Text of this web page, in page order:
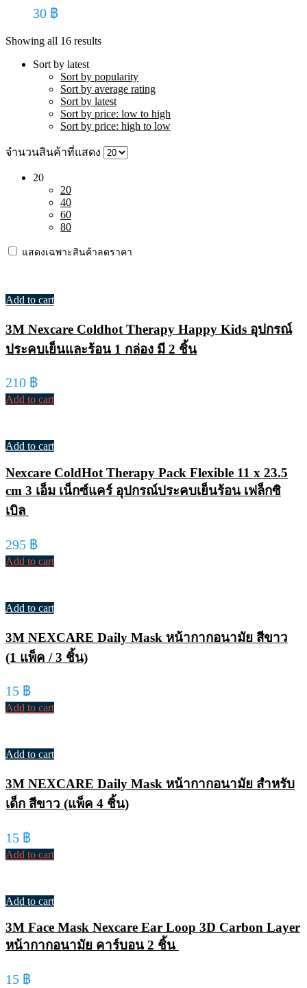
30 ฿
Showing all 16 results
Sort by latest
Sort by popularity
Sort by average rating
Sort by latest
Sort by price: low to high
Sort by price: high to low
จำนวนสินค้าที่แสดง
20
20
40
60
80
แสดงเฉพาะสินค้าลดราคา
Add to cart
3M Nexcare Coldhot Therapy Happy Kids อุปกรณ์
ประคบเย็นและร้อน 1 กล่อง มี 2 ชิ้น
210 ฿
Add to cart
Add to cart
Nexcare ColdHot Therapy Pack Flexible 11 x 23.5
cm 3 เอ็ม เน็กซ์แคร์ อุปกรณ์ประคบเย็นร้อน เฟล็กซิ
เบิล
295 ฿
Add to cart
Add to cart
3M NEXCARE Daily Mask หน้ากากอนามัย สีขาว
(1 แพ็ค / 3 ชิ้น)
15 ฿
Add to cart
Add to cart
3M NEXCARE Daily Mask หน้ากากอนามัย สำหรับ
เด็ก สีขาว (แพ็ค 4 ชิ้น)
15 ฿
Add to cart
Add to cart
3M Face Mask Nexcare Ear Loop 3D Carbon Layer
หน้ากากอนามัย คาร์บอน 2 ชิ้น
15 ฿